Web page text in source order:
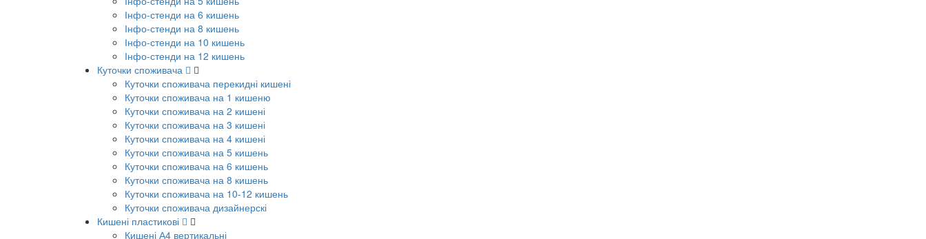
Інфо-стенди на 6 кишень
Інфо-стенди на 8 кишень
Інфо-стенди на 10 кишень
Інфо-стенди на 12 кишень
Куточки споживача
Куточки споживача перекидні кишені
Куточки споживача на 1 кишеню
Куточки споживача на 2 кишені
Куточки споживача на 3 кишені
Куточки споживача на 4 кишені
Куточки споживача на 5 кишень
Куточки споживача на 6 кишень
Куточки споживача на 8 кишень
Куточки споживача на 10-12 кишень
Куточки споживача дизайнерскі
Кишені пластикові
Кишені А4 вертикальні